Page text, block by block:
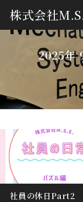
株式会社
2025年
社員の休日Part2